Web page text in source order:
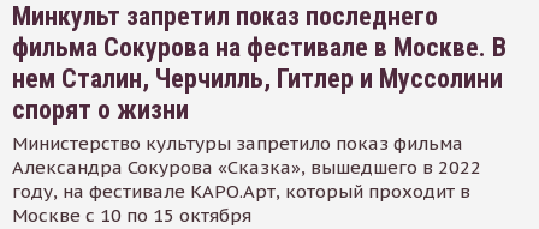
Минкульт запретил показ последнего
фильма Сокурова на фестивале в Москве. В
нем Сталин, Черчилль, Гитлер и Муссолини
спорят о жизни
Министерство культуры запретило показ фильма
Александра Сокурова «Сказка», вышедшего в 2022
году, на фестивале КАРО.Арт, который проходит в
Москве с 10 по 15 октября